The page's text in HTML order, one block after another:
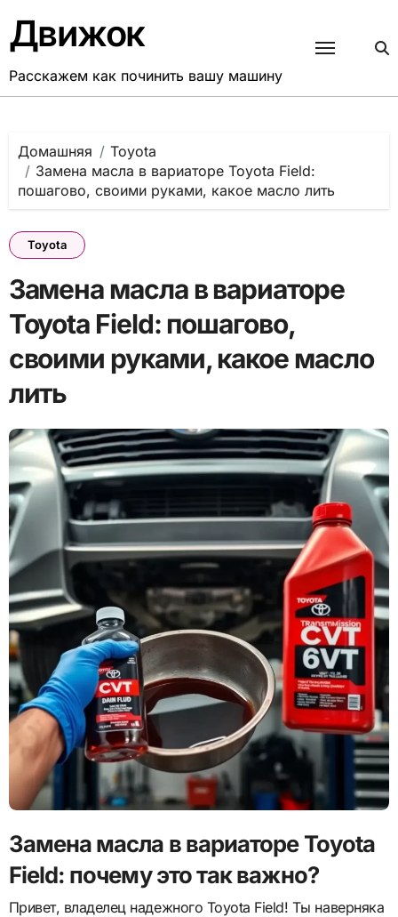
содержанию
Движок
Расскажем как починить вашу машину
Домашняя
Toyota
Замена масла в вариаторе Toyota Field:
пошагово, своими руками, какое масло лить
Toyota
Замена масла в вариаторе
Toyota Field: пошагово,
своими руками, какое масло
лить
Замена масла в вариаторе Toyota
Field: почему это так важно?
Привет, владелец надежного Toyota Field! Ты наверняка